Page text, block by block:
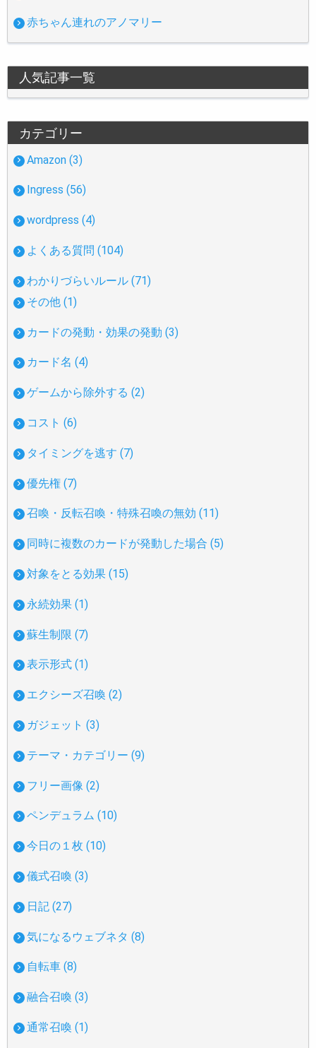
赤ちゃん連れのアノマリー
人気記事一覧
カテゴリー
Amazon (3)
Ingress (56)
wordpress (4)
よくある質問 (104)
わかりづらいルール (71)
その他 (1)
カードの発動・効果の発動 (3)
カード名 (4)
ゲームから除外する (2)
コスト (6)
タイミングを逃す (7)
優先権 (7)
召喚・反転召喚・特殊召喚の無効 (11)
同時に複数のカードが発動した場合 (5)
対象をとる効果 (15)
永続効果 (1)
蘇生制限 (7)
表示形式 (1)
エクシーズ召喚 (2)
ガジェット (3)
テーマ・カテゴリー (9)
フリー画像 (2)
ペンデュラム (10)
今日の１枚 (10)
儀式召喚 (3)
日記 (27)
気になるウェブネタ (8)
自転車 (8)
融合召喚 (3)
通常召喚 (1)